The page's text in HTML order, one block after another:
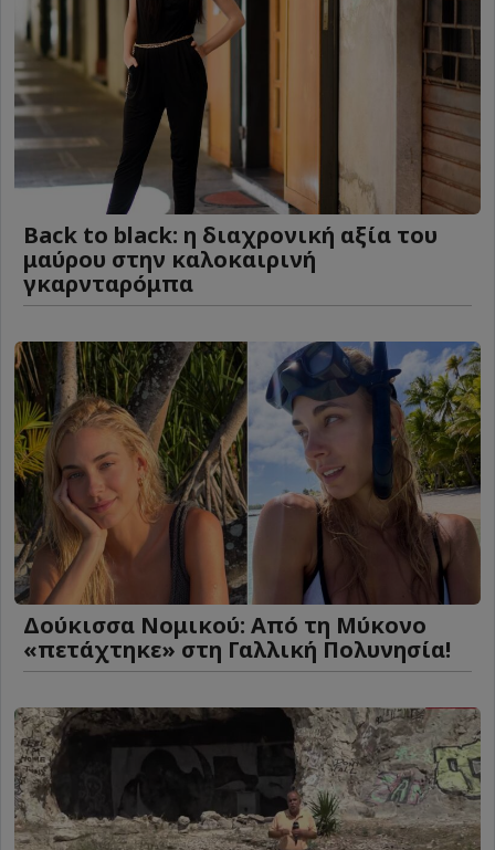
Back to black: η διαχρονική αξία του
μαύρου στην καλοκαιρινή
γκαρνταρόμπα
Δούκισσα Νομικού: Από τη Μύκονο
«πετάχτηκε» στη Γαλλική Πολυνησία!